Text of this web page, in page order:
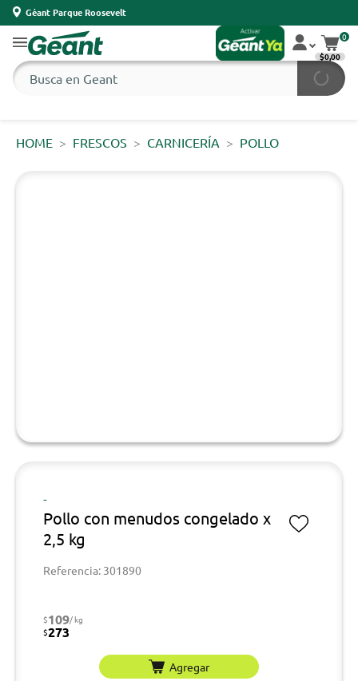
Géant Parque Roosevelt
0
$0,00
HOME FRESCOS CARNICERÍA POLLO
-
Pollo con menudos congelado x
2,5 kg
Referencia: 301890
$109/ kg
$273
Agregar